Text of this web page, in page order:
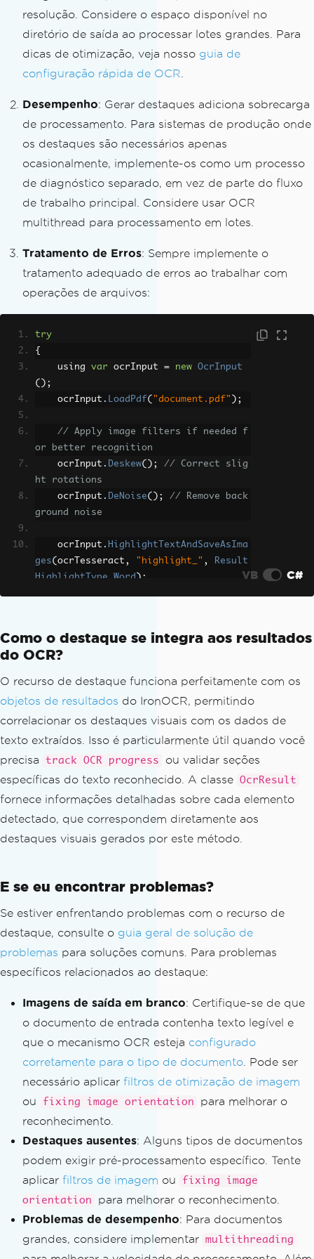
int pageCount = Directory.GetFiles(out
putDir
, "page_*.png" ). Length ;
nt} highlighted page images"
);
resolução. Considere o espaço disponível no
diretório de saída ao processar lotes grandes. Para
dicas de otimização, veja nosso guia de
configuração rápida de OCR
Desempenho: Gerar destaques adiciona sobrecarga
de processamento. Para sistemas de produção onde
os destaques são necessários apenas
ocasionalmente, implemente-os como um processo
de diagnóstico separado, em vez de parte do fluxo
de trabalho principal. Considere usar OCR
multithread para processamento em lotes.
Tratamento de Erros: Sempre implemente o
tratamento adequado de erros ao trabalhar com
operações de arquivos:
try
{
    using
var ocrInput = new
OcrInput
();
    ocrInput
. LoadPdf( "document.pdf" );
// Apply image filters if needed f
or better recognition
    ocrInput
. Deskew();
// Correct slig
ht rotations
    ocrInput
. DeNoise();
// Remove back
ground noise
    ocrInput
. HighlightTextAndSaveAsIma
ges( ocrTesseract , "highlight_" ,
Result
HighlightType
Word );
Console.WriteLine($"Error during h
ighlighting: {ex.Message}"
VB C#
Como o destaque se integra aos resultados
do OCR?
O recurso de destaque funciona perfeitamente com os
objetos de resultados do IronOCR, permitindo
correlacionar os destaques visuais com os dados de
texto extraídos. Isso é particularmente útil quando você
precisa
track OCR progress
ou validar seções
específicas do texto reconhecido. A classe OcrResult
fornece informações detalhadas sobre cada elemento
detectado, que correspondem diretamente aos
destaques visuais gerados por este método.
E se eu encontrar problemas?
Se estiver enfrentando problemas com o recurso de
destaque, consulte o guia geral de solução de
problemas para soluções comuns. Para problemas
específicos relacionados ao destaque:
Imagens de saída em branco: Certifique-se de que
o documento de entrada contenha texto legível e
que o mecanismo OCR esteja configurado
corretamente para o tipo de documento . Pode ser
necessário aplicar filtros de otimização de imagem
ou
fixing image orientation
para melhorar o
reconhecimento.
Destaques ausentes: Alguns tipos de documentos
podem exigir pré-processamento específico. Tente
aplicar filtros de imagem ou
fixing image
orientation
para melhorar o reconhecimento.
Problemas de desempenho: Para documentos
grandes, considere implementar multithreading